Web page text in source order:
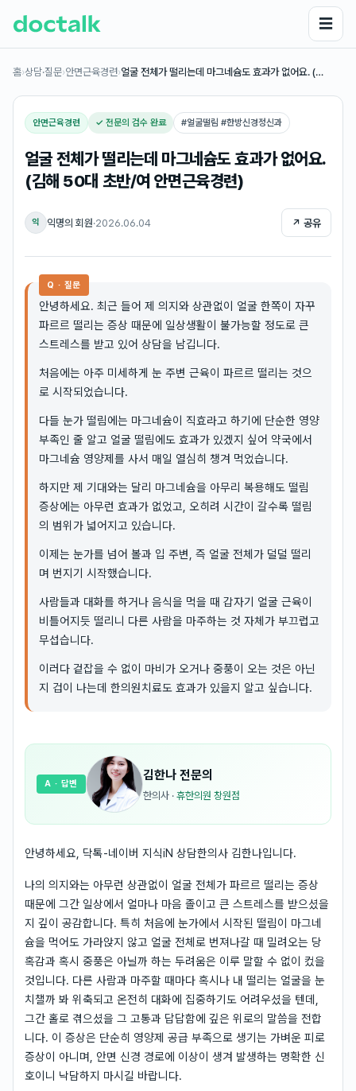
☰
홈›상담·질문›안면근육경련›얼굴 전체가 떨리는데 마그네슘도 효과가 없어요. (…
안면근육경련 ✓ 전문의 검수 완료 #얼굴떨림 #한방신경정신과
얼굴 전체가 떨리는데 마그네슘도 효과가 없어요.
(김해 50대 초반/여 안면근육경련)
익 익명의 회원·2026.06.04 ↗ 공유
Q · 질문
안녕하세요. 최근 들어 제 의지와 상관없이 얼굴 한쪽이 자꾸
파르르 떨리는 증상 때문에 일상생활이 불가능할 정도로 큰
스트레스를 받고 있어 상담을 남깁니다.
처음에는 아주 미세하게 눈 주변 근육이 파르르 떨리는 것으
로 시작되었습니다.
다들 눈가 떨림에는 마그네슘이 직효라고 하기에 단순한 영양
부족인 줄 알고 얼굴 떨림에도 효과가 있겠지 싶어 약국에서
마그네슘 영양제를 사서 매일 열심히 챙겨 먹었습니다.
하지만 제 기대와는 달리 마그네슘을 아무리 복용해도 떨림
증상에는 아무런 효과가 없었고, 오히려 시간이 갈수록 떨림
의 범위가 넓어지고 있습니다.
이제는 눈가를 넘어 볼과 입 주변, 즉 얼굴 전체가 덜덜 떨리
며 번지기 시작했습니다.
사람들과 대화를 하거나 음식을 먹을 때 갑자기 얼굴 근육이
비틀어지듯 떨리니 다른 사람을 마주하는 것 자체가 부끄럽고
무섭습니다.
이러다 겉잡을 수 없이 마비가 오거나 중풍이 오는 것은 아닌
지 겁이 나는데 한의원치료도 효과가 있을지 알고 싶습니다.
김한나 전문의
한의사 · 휴한의원 창원점
A · 답변
안녕하세요, 닥톡-네이버 지식iN 상담한의사 김한나입니다.
나의 의지와는 아무런 상관없이 얼굴 전체가 파르르 떨리는 증상
때문에 그간 일상에서 얼마나 마음 졸이고 큰 스트레스를 받으셨을
지 깊이 공감합니다. 특히 처음에 눈가에서 시작된 떨림이 마그네
슘을 먹어도 가라앉지 않고 얼굴 전체로 번져나갈 때 밀려오는 당
혹감과 혹시 중풍은 아닐까 하는 두려움은 이루 말할 수 없이 컸을
것입니다. 다른 사람과 마주할 때마다 혹시나 내 떨리는 얼굴을 눈
치챌까 봐 위축되고 온전히 대화에 집중하기도 어려우셨을 텐데,
그간 홀로 겪으셨을 그 고통과 답답함에 깊은 위로의 말씀을 전합
니다. 이 증상은 단순히 영양제 공급 부족으로 생기는 가벼운 피로
증상이 아니며, 안면 신경 경로에 이상이 생겨 발생하는 명확한 신
호이니 낙담하지 마시길 바랍니다.